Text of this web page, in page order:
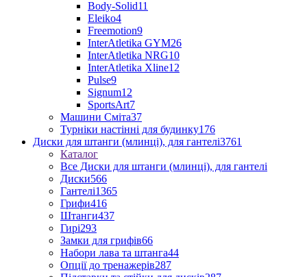
Body-Solid11
Eleiko4
Freemotion9
InterAtletika GYM26
InterAtletika NRG10
InterAtletika Xline12
Pulse9
Signum12
SportsArt7
Машини Сміта37
Турніки настінні для будинку176
Диски для штанги (млинці), для гантелі3761
Каталог
Все Диски для штанги (млинці), для гантелі
Диски566
Гантелі1365
Грифи416
Штанги437
Гирі293
Замки для грифів66
Набори лава та штанга44
Опції до тренажерів287